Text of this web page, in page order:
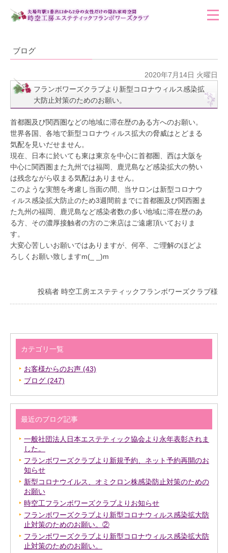
ブログ
2020年7月14日 火曜日
フランボワーズクラブより新型コロナウィルス感染拡
大防止対策のためのお願い。
首都圏及び関西圏などの地域に滞在歴のある方へのお願い。
世界各国、各地で新型コロナウィルス拡大の脅威はとどまる
気配を見いだせません。
現在、日本に於いても東は東京を中心に首都圏、西は大阪を
中心に関西圏また九州では福岡、鹿児島など感染拡大の勢い
は残念ながら収まる気配はありません。
このような実態を考慮し当面の間、当サロンは新型コロナウ
ィルス感染拡大防止のため3週間前までに首都圏及び関西圏ま
た九州の福岡、鹿児島など感染者数の多い地域に滞在歴のあ
る方、その濃厚接触者の方のご来店はご遠慮頂いておりま
す。
大変心苦しいお願いではありますが、何卒、ご理解のほどよ
ろしくお願い致しますm(_ _)m
投稿者 時空工房エステティックフランボワーズクラブ様
カテゴリ一覧
お客様からのお声 (43)
ブログ (247)
最近のブログ記事
一般社団法人日本エステティック協会より永年表彰されま
した。
フランボワーズクラブより新規予約、ネット予約再開のお
知らせ
新型コロナウイルス、オミクロン株感染防止対策のための
お願い
時空工フランボワーズクラブよりお知らせ
フランボワーズクラブより新型コロナウィルス感染拡大防
止対策のためのお願い。②
フランボワーズクラブより新型コロナウィルス感染拡大防
止対策のためのお願い。